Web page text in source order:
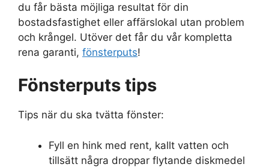
du får bästa möjliga resultat för din
bostadsfastighet eller affärslokal utan problem
och krångel. Utöver det får du vår kompletta
rena garanti, fönsterputs!
Fönsterputs tips
Tips när du ska tvätta fönster:
Fyll en hink med rent, kallt vatten och
tillsätt några droppar flytande diskmedel